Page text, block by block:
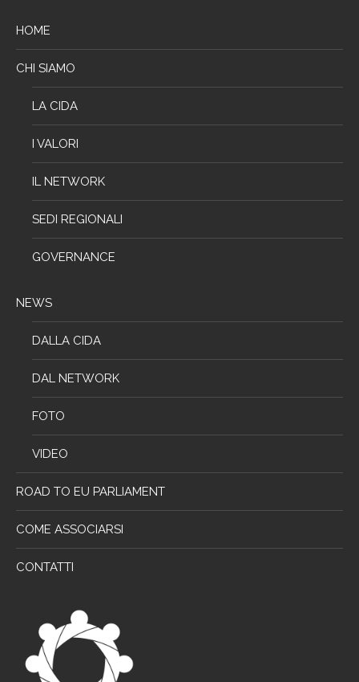
HOME
CHI SIAMO
LA CIDA
I VALORI
IL NETWORK
SEDI REGIONALI
GOVERNANCE
NEWS
DALLA CIDA
DAL NETWORK
FOTO
VIDEO
ROAD TO EU PARLIAMENT
COME ASSOCIARSI
CONTATTI